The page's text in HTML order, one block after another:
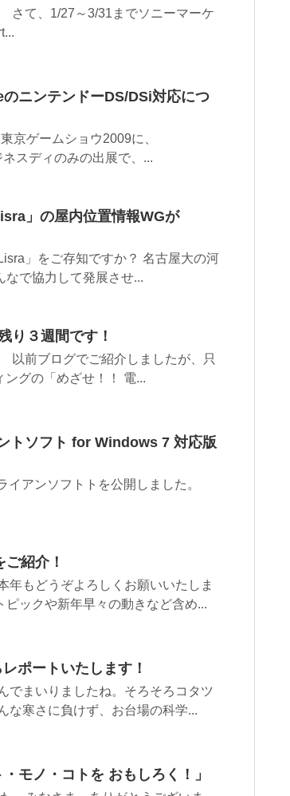
さて、1/27～3/31までソニーマーケ
ニンテンドーDS/DSi対応につ
京ゲームショウ2009に、
スディのみの出展で、...
」の屋内位置情報WGが
」をご存知ですか？ 名古屋大の河
なで協力して発展させ...
り３週間です！
以前ブログでご紹介しましたが、只
グの「めざせ！！ 電...
トソフト for Windows 7 対応版
アンソフトトを公開しました。
紹介！
年もどうぞよろしくお願いいたしま
ックや新年早々の動きなど含め...
ポートいたします！
でまいりましたね。そろそろコタツ
な寒さに負けず、お台場の科学...
モノ・コトを おもしろく！」